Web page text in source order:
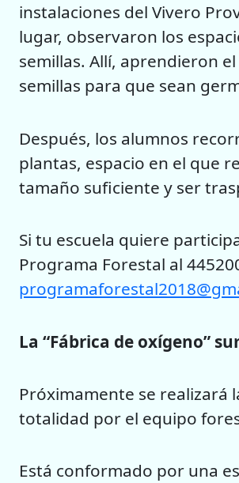
instalaciones del Vivero
lugar, observaron los
semillas. Allí, aprendieron
semillas para que sean
Después, los alumnos
plantas, espacio en el que
tamaño suficiente y ser
Si tu escuela quiere
Programa Forestal al
La “Fábrica de oxígeno”
Próximamente se realizará
totalidad por el equipo
Está conformado por una